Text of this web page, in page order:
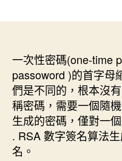
期
一次性密碼(one-time
passoword )的首字母
們是不同的，根本沒
稱密碼，需要一個隨
生成的密碼，僅對一
. RSA 數字簽名算法
名。